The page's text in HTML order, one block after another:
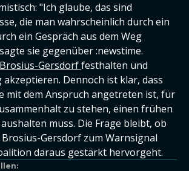
"Ich glaube, das sind
die man wahrscheinlich durch ein
ein Gespräch aus dem Weg
sie gegenüber :newstime.
Brosius-Gersdorffesthalten und
akzeptieren. Dennoch ist klar, dass
mit dem Anspruch angetreten ist, für
zu stehen, einen frühen
muss. Die Frage bleibt, ob
Gersdorf zum Warnsignal
daraus gestärkt hervorgeht.